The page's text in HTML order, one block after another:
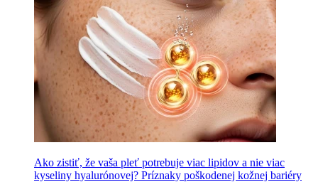
Ako zistiť, že vaša pleť potrebuje viac lipidov a nie viac
kyseliny hyalurónovej? Príznaky poškodenej kožnej bariéry